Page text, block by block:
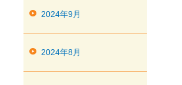
2024年9月
2024年8月